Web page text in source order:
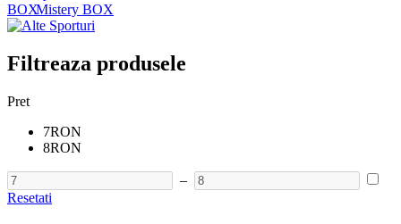
Mistery BOX
Filtreaza produsele
Pret
7RON
8RON
–
Resetati